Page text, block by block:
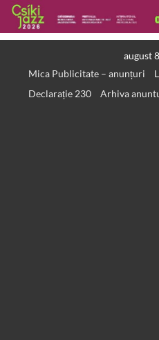
august
Mica Publicitate – anunțuri
Declarație 230
Arhiva